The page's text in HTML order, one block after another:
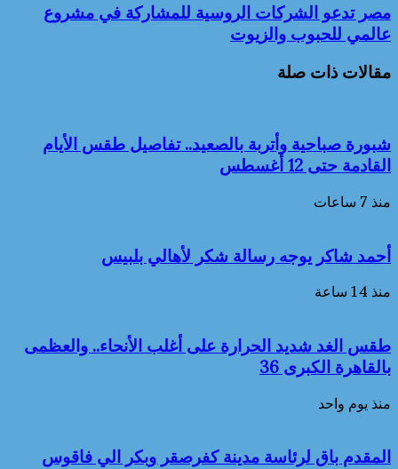
مصر تدعو الشركات الروسية للمشاركة في مشروع
عالمي للحبوب والزيوت
مقالات ذات صلة
شبورة صباحية وأتربة بالصعيد.. تفاصيل طقس الأيام
القادمة حتى 12 أغسطس
منذ 7 ساعات
أحمد شاكر يوجه رسالة شكر لأهالي بلبيس
منذ 14 ساعة
طقس الغد شديد الحرارة على أغلب الأنحاء.. والعظمى
بالقاهرة الكبرى 36
منذ يوم واحد
المقدم باق لرئاسة مدينة كفرصقر وبكر الي فاقوس